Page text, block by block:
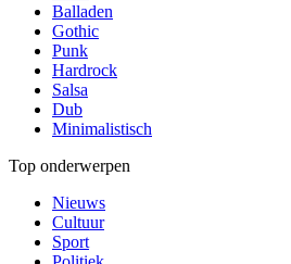
Balladen
Gothic
Punk
Hardrock
Salsa
Dub
Minimalistisch
Top onderwerpen
Nieuws
Cultuur
Sport